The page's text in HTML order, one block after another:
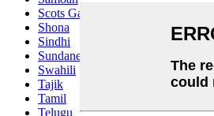
Scots Gaelic
Shona
Sindhi
Sundanese
Swahili
Tajik
Tamil
Telugu